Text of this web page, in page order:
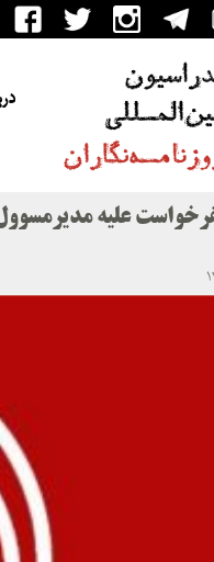
علیه مدیرمسوول